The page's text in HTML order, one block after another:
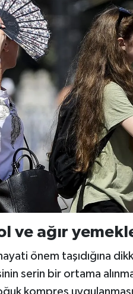
ve ağır
hayati önem taşıdığına
serin bir ortama